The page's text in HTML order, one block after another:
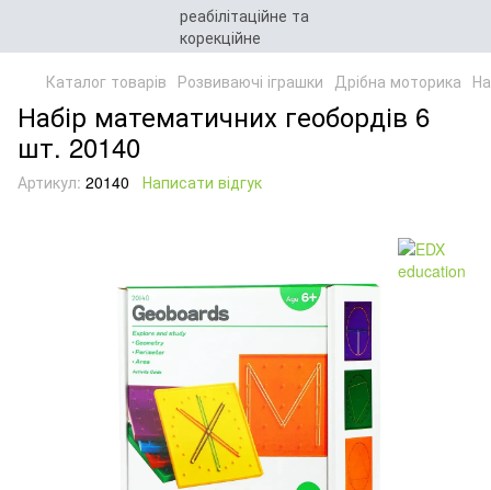
Каталог товарів Розвиваючі іграшки Дрібна моторика
Набір математичних геобордів 6
шт. 20140
Артикул: 20140 Написати відгук